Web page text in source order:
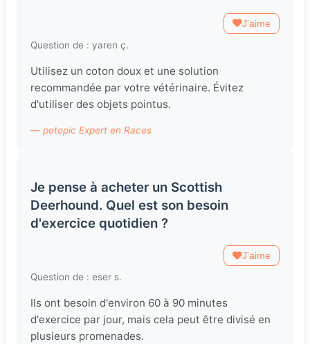
J'aime
Question de : yaren ç.
Utilisez un coton doux et une solution
recommandée par votre vétérinaire. Évitez
d'utiliser des objets pointus.
— petopic Expert en Races
Je pense à acheter un Scottish
Deerhound. Quel est son besoin
d'exercice quotidien ?
J'aime
Question de : eser s.
Ils ont besoin d'environ 60 à 90 minutes
d'exercice par jour, mais cela peut être divisé en
plusieurs promenades.